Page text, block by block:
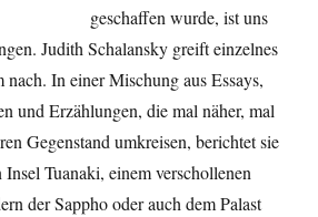
geschaffen wurde, ist uns
Judith Schalansky greift einzelnes
nach. In einer Mischung aus Essays,
und Erzählungen, die mal näher, mal
Gegenstand umkreisen, berichtet sie
Insel Tuanaki, einem verschollenen
der Sappho oder auch dem Palast